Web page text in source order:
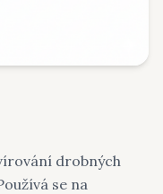
drobných
se na